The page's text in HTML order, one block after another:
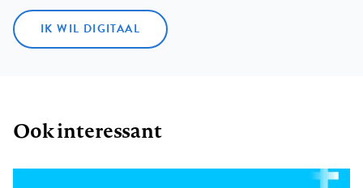
IK WIL DIGITAAL
Ook interessant